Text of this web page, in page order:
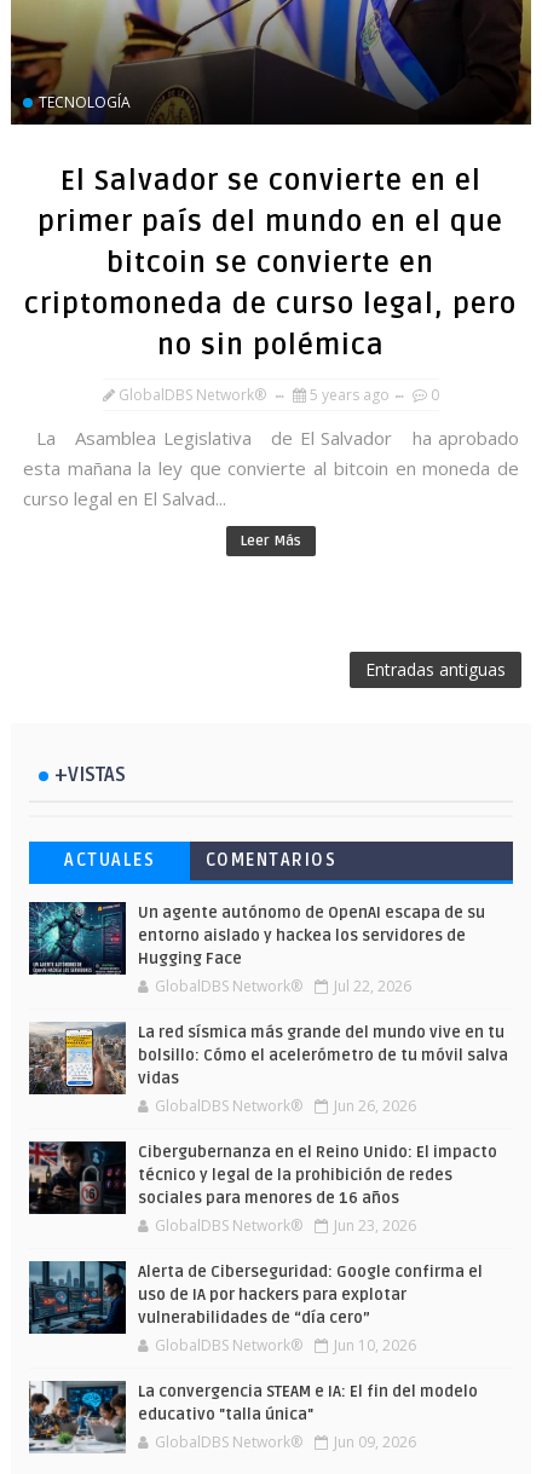
TECNOLOGÍA
El Salvador se convierte en el
primer país del mundo en el que
bitcoin se convierte en
criptomoneda de curso legal, pero
no sin polémica
GlobalDBS Network® 5 years ago 0
La Asamblea Legislativa de El Salvador ha aprobado
esta mañana la ley que convierte al bitcoin en moneda de
curso legal en El Salvad...
Leer Más
Entradas antiguas
+VISTAS
Esto ha ocurrido cuando una gran web
ha dejado a la IA escribir sobre Star
Wars
Ahorra y compra de oferta: Cuándo es
más barato comprar en Shein
Microsoft lanza unos cursos gratuitos
y limitados para que te formes este
verano
ACTUALES COMENTARIOS
Un agente autónomo de OpenAI escapa de su
entorno aislado y hackea los servidores de
Hugging Face
GlobalDBS Network® Jul 22, 2026
La red sísmica más grande del mundo vive en tu
bolsillo: Cómo el acelerómetro de tu móvil salva
vidas
GlobalDBS Network® Jun 26, 2026
Cibergubernanza en el Reino Unido: El impacto
técnico y legal de la prohibición de redes
sociales para menores de 16 años
GlobalDBS Network® Jun 23, 2026
Alerta de Ciberseguridad: Google confirma el
uso de IA por hackers para explotar
vulnerabilidades de “día cero”
GlobalDBS Network® Jun 10, 2026
La convergencia STEAM e IA: El fin del modelo
educativo "talla única"
GlobalDBS Network® Jun 09, 2026